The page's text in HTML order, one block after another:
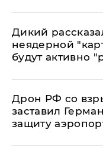
Дикий
неядерной
будут активно
​Дрон РФ со
заставил
защиту